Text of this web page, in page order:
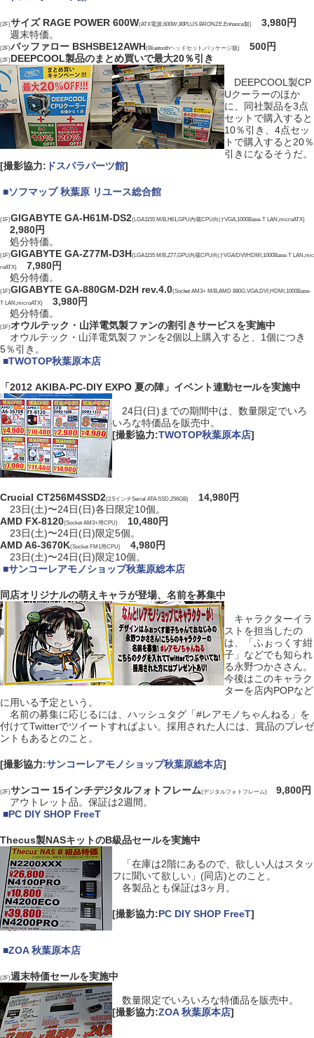
(2F)サイズ RAGE POWER 600W(ATX電源,600W,80PLUS BRONZE,Enhance製)
3,980円
週末特価。
(2F)バッファロー BSHSBE12AWH(Bluetoothヘッドセット,パッケージ版) 500円
(2F)DEEPCOOL製品のまとめ買いで最大20％引き
DEEPCOOL製CP
Uクーラーのほか
に、同社製品を3点
セットで購入すると
10％引き、4点セッ
トで購入すると20％
引きになるそうだ。
[撮影協力: ドスパラパーツ館]
■ソフマップ 秋葉原 リユース総合館
(1F)GIGABYTE GA-H61M-DS2(LGA1155 M/B,H61,GPU内蔵CPU向けVGA,1000Base-T LAN,microATX)
2,980円
処分特価。
(1F)GIGABYTE GA-Z77M-D3H(LGA1155 M/B,Z77,GPU内蔵CPU向けVGA/DVI/HDMI,1000Base-T LAN,mic
roATX)7,980円
処分特価。
(1F)GIGABYTE GA-880GM-D2H rev.4.0(Socket AM3+ M/B,AMD 880G,VGA,DVI,HDMI,1000Base-
T LAN,microATX)3,980円
処分特価。
(1F)オウルテック・山洋電気製ファンの割引きサービスを実施中
オウルテック・山洋電気製ファンを2個以上購入すると、1個につき
5％引き。
■TWOTOP秋葉原本店
「2012 AKIBA-PC-DIY EXPO 夏の陣」イベント連動セールを実施中
24日(日)までの期間中は、数量限定でいろ
いろな特価品を販売中。
[撮影協力:TWOTOP秋葉原本店]
Crucial CT256M4SSD2(2.5インチSerial ATA-SSD,256GB)
14,980円
23日(土)〜24日(日)各日限定10個。
AMD FX-8120(Socket AM3+用CPU)10,480円
23日(土)〜24日(日)限定5個。
AMD A6-3670K(Socket FM1用CPU)4,980円
23日(土)〜24日(日)限定10個。
■サンコーレアモノショップ秋葉原総本店
同店オリジナルの萌えキャラが登場、名前を募集中
キャラクターイラ
ストを担当したの
は、「ふぉっくす紺
子」などでも知られ
る永野つかささん。
今後はこのキャラク
ターを店内POPなど
に用いる予定という。
名前の募集に応じるには、ハッシュタグ「#レアモノちゃんねる」を
付けてTwitterでツイートすればよい。採用された人には、賞品のプレゼ
ントもあるとのこと。
[撮影協力:サンコーレアモノショップ秋葉原総本店]
(2F)サンコー 15インチデジタルフォトフレーム(デジタルフォトフレーム)9,800円
アウトレット品。保証は2週間。
■PC DIY SHOP FreeT
Thecus製NASキットのB級品セールを実施中
「在庫は2階にあるので、欲しい人はスタッ
フに聞いて欲しい」(同店)とのこと。
各製品とも保証は3ヶ月。
[撮影協力:PC DIY SHOP FreeT]
■ZOA 秋葉原本店
(2F)週末特価セールを実施中
数量限定でいろいろな特価品を販売中。
[撮影協力:ZOA 秋葉原本店]